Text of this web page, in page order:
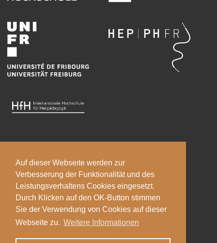
Auf dieser Webseite werden zur
Verbesserung der Funktionalität und des
Leistungsverhaltens Cookies eingesetzt.
Durch Klicken auf den OK-Button stimmen
Sie der Verwendung von Cookies auf dieser
Webseite zu. Weitere Informationen
Pädagogische Hochschule Luzern
Impressum